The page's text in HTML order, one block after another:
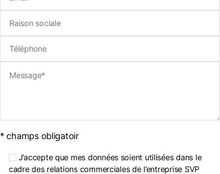
* champs obligatoir
J’accepte que mes données soient utilisées dans le
cadre des relations commerciales de l’entreprise SVP